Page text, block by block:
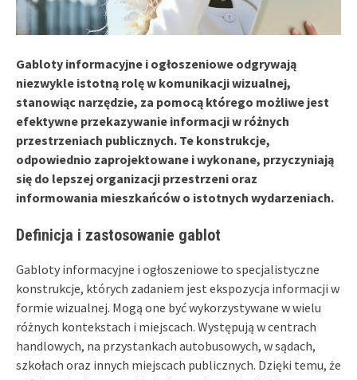
Gabloty informacyjne i ogłoszeniowe odgrywają
niezwykle istotną rolę w komunikacji wizualnej,
stanowiąc narzędzie, za pomocą którego możliwe jest
efektywne przekazywanie informacji w różnych
przestrzeniach publicznych. Te konstrukcje,
odpowiednio zaprojektowane i wykonane, przyczyniają
się do lepszej organizacji przestrzeni oraz
informowania mieszkańców o istotnych wydarzeniach.
Definicja i zastosowanie gablot
Gabloty informacyjne i ogłoszeniowe to specjalistyczne
konstrukcje, których zadaniem jest ekspozycja informacji w
formie wizualnej. Mogą one być wykorzystywane w wielu
różnych kontekstach i miejscach. Występują w centrach
handlowych, na przystankach autobusowych, w sądach,
szkołach oraz innych miejscach publicznych. Dzięki temu, że